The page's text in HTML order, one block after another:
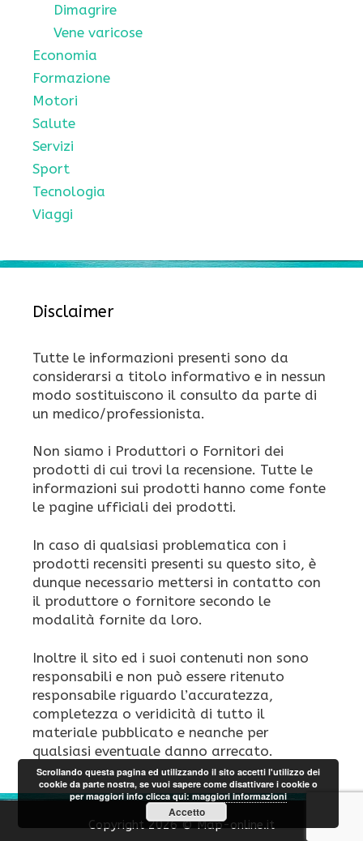
Dimagrire
Vene varicose
Economia
Formazione
Motori
Salute
Servizi
Sport
Tecnologia
Viaggi
Disclaimer
Tutte le informazioni presenti sono da
considerarsi a titolo informativo e in nessun
modo sostituiscono il consulto da parte di
un medico/professionista.
Non siamo i Produttori o Fornitori dei
prodotti di cui trovi la recensione. Tutte le
informazioni sui prodotti hanno come fonte
le pagine ufficiali dei prodotti.
In caso di qualsiasi problematica con i
prodotti recensiti presenti su questo sito, è
dunque necessario mettersi in contatto con
il produttore o fornitore secondo le
modalità fornite da loro.
Inoltre il sito ed i suoi contenuti non sono
responsabili e non può essere ritenuto
responsabile riguardo l’accuratezza,
completezza o veridicità di tutto il
materiale pubblicato e neanche per
qualsiasi eventuale danno arrecato.
Copyright 2026 © Map-online.it
Scrollando questa pagina ed utilizzando il sito accetti l'utilizzo dei
cookie da parte nostra, se vuoi sapere come disattivare i cookie o
per maggiori info clicca qui:maggiori informazioni
Accetto